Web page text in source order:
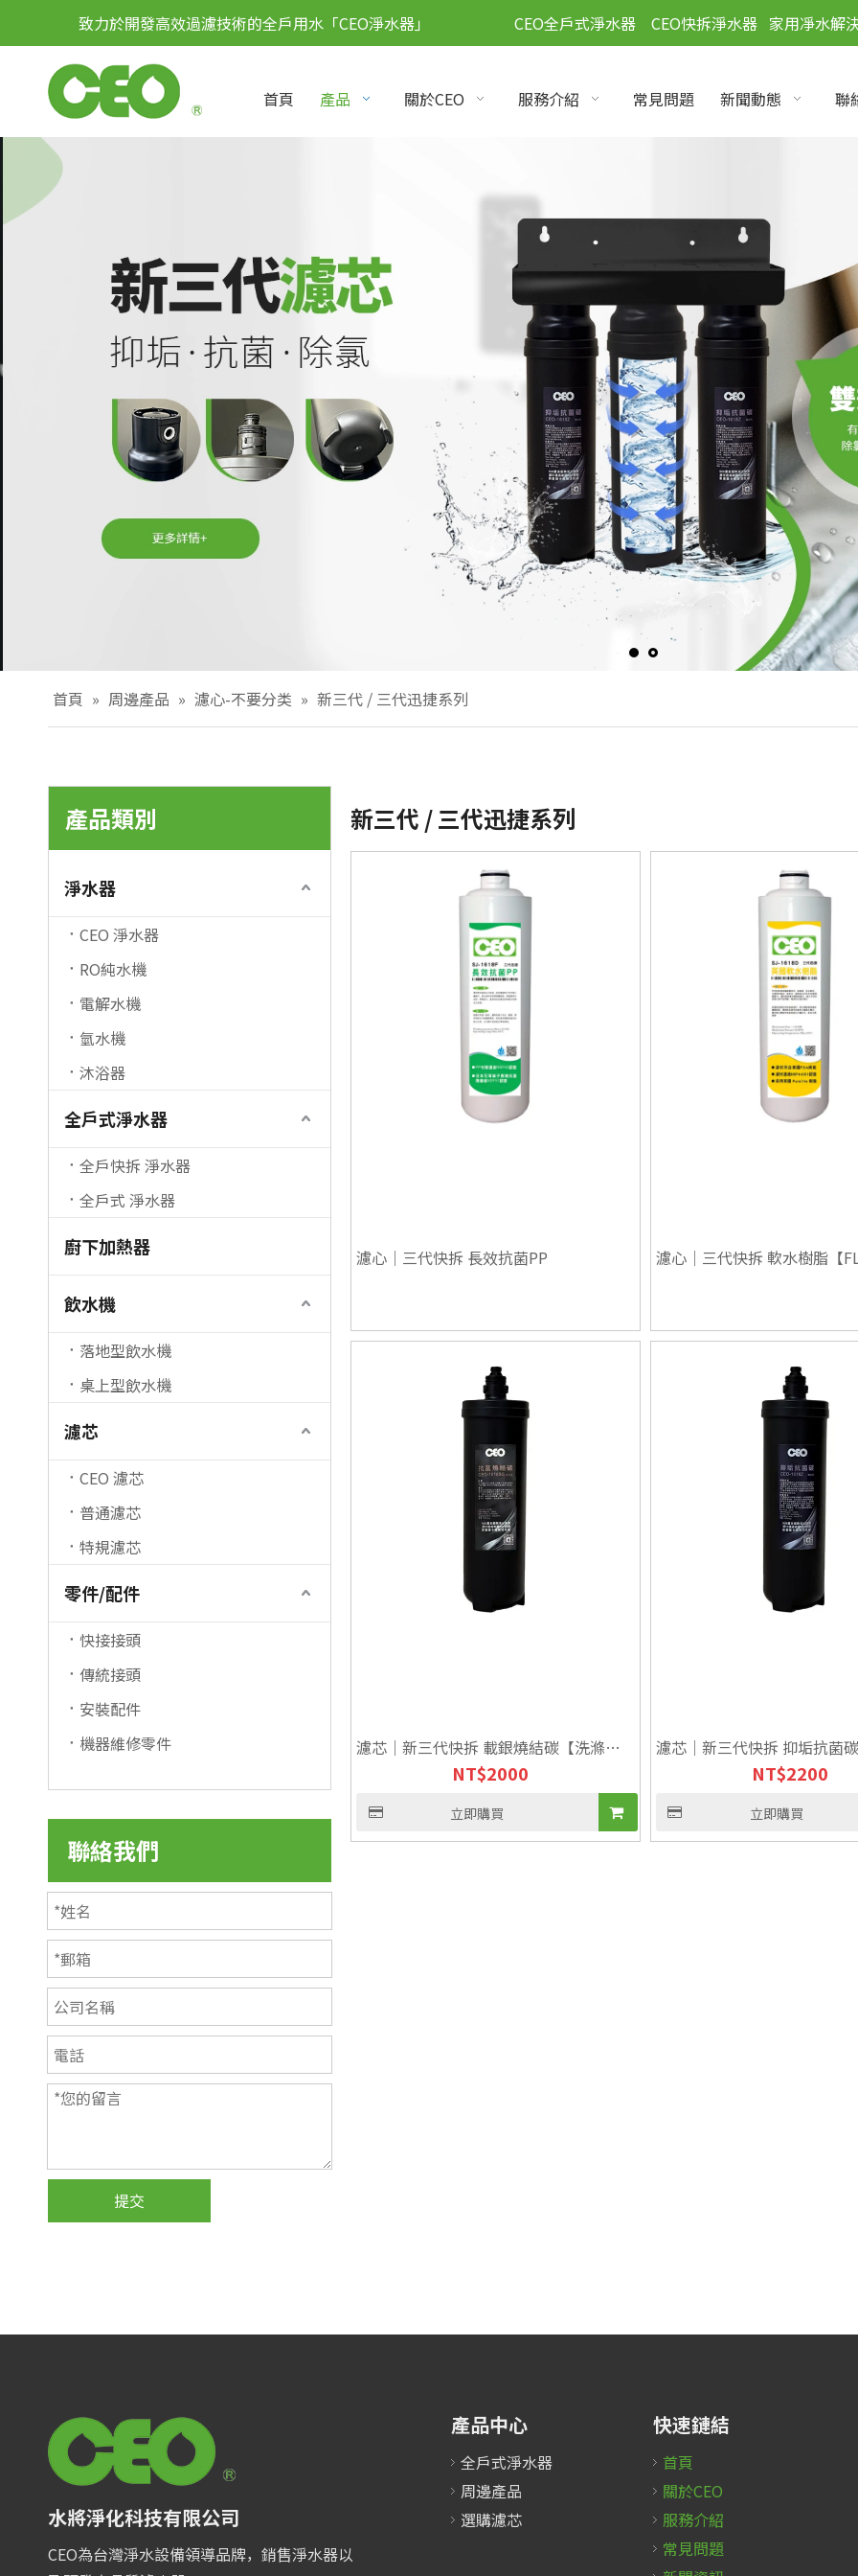
致力於開發高效過濾技術的全戶用水「CEO淨水器」 CEO全戶式淨水器 CEO快拆淨水器 家用凈水解
首頁 產品 關於CEO 服務介紹 常見問題 新聞動態 聯
首頁 » 周邊產品 » 濾心-不要分类 » 新三代 / 三代迅捷系列
產品類別
淨水器
CEO 淨水器
RO純水機
電解水機
氫水機
沐浴器
全戶式淨水器
全戶快拆 淨水器
全戶式 淨水器
廚下加熱器
飲水機
落地型飲水機
桌上型飲水機
濾芯
CEO 濾芯
普通濾芯
特規濾芯
零件/配件
快接接頭
傳統接頭
安裝配件
機器維修零件
聯絡我們
提交
新三代 / 三代迅捷系列
濾心｜三代快拆 長效抗菌PP
濾心｜三代快拆 軟水樹脂【
濾芯｜新三代快拆 載銀燒結碳【洗滌專
NT$2000
立即購買
濾芯｜新三代快拆 抑垢抗菌
NT$2200
立即購買
水將淨化科技有限公司
CEO為台灣淨水設備領導品牌，銷售淨水器以
產品中心
全戶式淨水器
周邊產品
選購濾芯
快速鏈結
首頁
關於CEO
服務介紹
常見問題